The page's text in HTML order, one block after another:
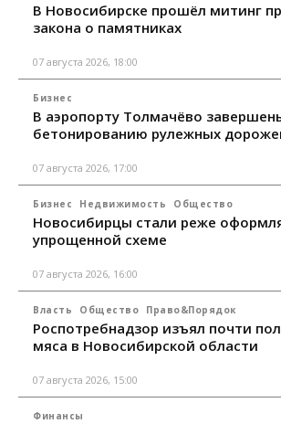
В Новосибирске прошёл митинг
закона о памятниках
07 августа 2026, 18:00
Бизнес
В аэропорту Толмачёво
бетонированию рулежных
07 августа 2026, 17:00
Бизнес Недвижимость Общество
Новосибирцы стали реже
упрощенной схеме
07 августа 2026, 16:00
Власть Общество Право&Порядок
Роспотребнадзор изъял почти
мяса в Новосибирской области
07 августа 2026, 15:00
Финансы